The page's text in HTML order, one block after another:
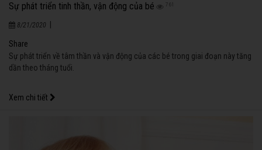
Sự phát triển tinh thần, vận động của bé 761
8/21/2020
Share
Sự phát triển về tâm thần và vận động của các bé trong giai đoạn này tăng
dần theo tháng tuổi.
Xem chi tiết